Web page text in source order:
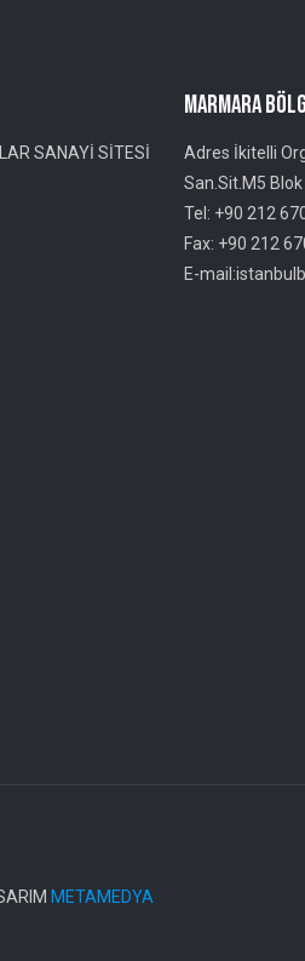
SANAYİ SİTESİ
MARMARA
Adres İkitelli
San.Sit.M5
Tel: +90 212
Fax: +90 212
E-
METAMEDYA